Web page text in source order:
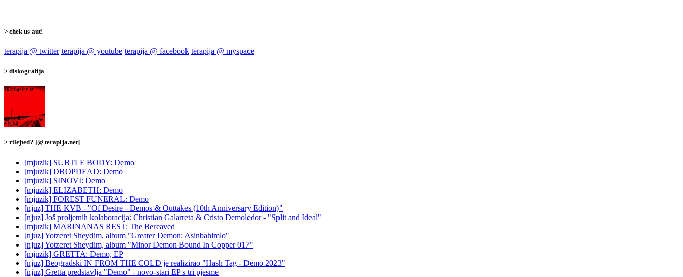
> chek us aut!
terapija @ twitter terapija @ youtube terapija @ facebook terapija @ myspace
> diskografija
> rilejted? [@ terapija.net]
[mjuzik] SUBTLE BODY: Demo
[mjuzik] DROPDEAD: Demo
[mjuzik] SINOVI: Demo
[mjuzik] ELIZABETH: Demo
[mjuzik] FOREST FUNERAL: Demo
[njuz] THE KVB - "Of Desire - Demos & Outtakes (10th Anniversary Edition)"
[njuz] Još proljetnih kolaboracija: Christian Galarreta & Cristo Demoledor - "Split and Ideal"
[mjuzik] MARINANAS REST: The Bereaved
[njuz] Yotzeret Sheydim, album "Greater Demon: Asinbahimlo"
[njuz] Yotzeret Sheydim, album "Minor Demon Bound In Copper 017"
[mjuzik] GRETTA: Demo, EP
[njuz] Beogradski IN FROM THE COLD je realizirao "Hash Tag - Demo 2023"
[njuz] Gretta predstavlja "Demo" - novo-stari EP s tri pjesme